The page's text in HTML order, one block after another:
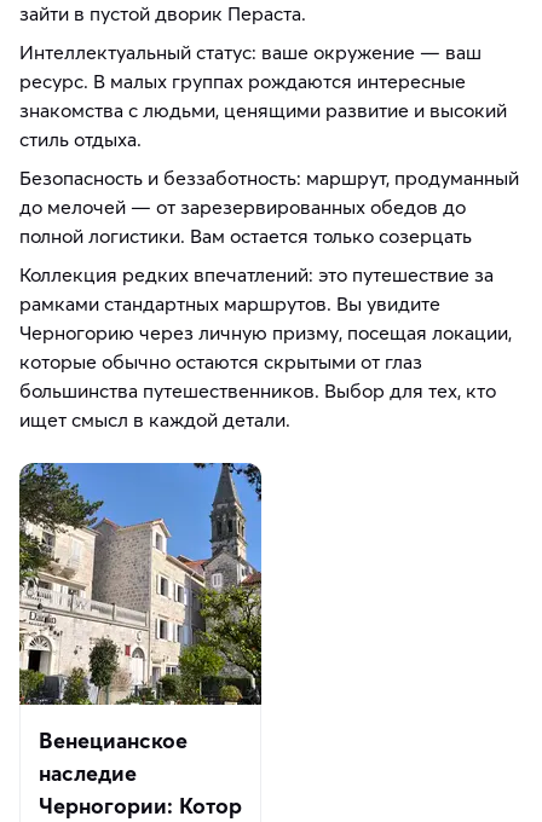
зайти в пустой дворик Пераста.
Интеллектуальный статус: ваше окружение — ваш
ресурс. В малых группах рождаются интересные
знакомства с людьми, ценящими развитие и высокий
стиль отдыха.
Безопасность и беззаботность: маршрут, продуманный
до мелочей — от зарезервированных обедов до
полной логистики. Вам остается только созерцать
Коллекция редких впечатлений: это путешествие за
рамками стандартных маршрутов. Вы увидите
Черногорию через личную призму, посещая локации,
которые обычно остаются скрытыми от глаз
большинства путешественников. Выбор для тех, кто
ищет смысл в каждой детали.
Венецианское
наследие
Черногории: Котор